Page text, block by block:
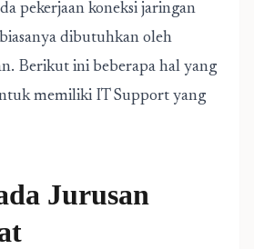
pekerjaan koneksi jaringan
dibutuhkan oleh
Berikut ini beberapa hal yang
memiliki IT Support yang
Jurusan